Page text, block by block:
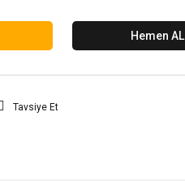
Hemen AL
Tavsiye Et